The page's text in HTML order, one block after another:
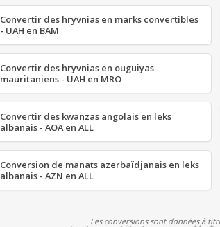
Convertir des hryvnias en marks convertibles
- UAH en BAM
Convertir des hryvnias en ouguiyas
mauritaniens - UAH en MRO
Convertir des kwanzas angolais en leks
albanais - AOA en ALL
Conversion de manats azerbaïdjanais en leks
albanais - AZN en ALL
Les conversions sont données à